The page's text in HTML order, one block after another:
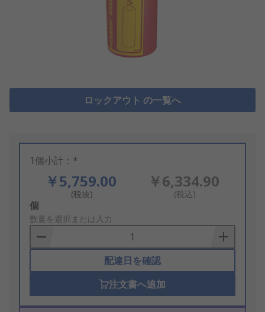
ロックアウト の一覧へ
1個小計：*
￥5,759.00
(税抜)
￥6,334.90
(税込)
Add
to
Basket
個
数量を選択または入力
配達日を確認
注文書へ追加